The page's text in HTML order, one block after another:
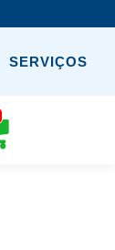
SERVIÇOS